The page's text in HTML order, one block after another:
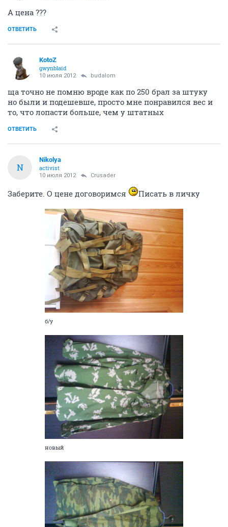
А цена ???
ОТВЕТИТЬ
KotoZ
gwynblaid
10 июля 2012 budalom
ща точно не помню вроде как по 250 брал за штуку
но были и подешевше, просто мне понравился вес и
то, что лопасти больше, чем у штатных
ОТВЕТИТЬ
N
Nikolya
activist
10 июля 2012 Crusader
Заберите. О цене договоримся Писать в личку
б/у
новый